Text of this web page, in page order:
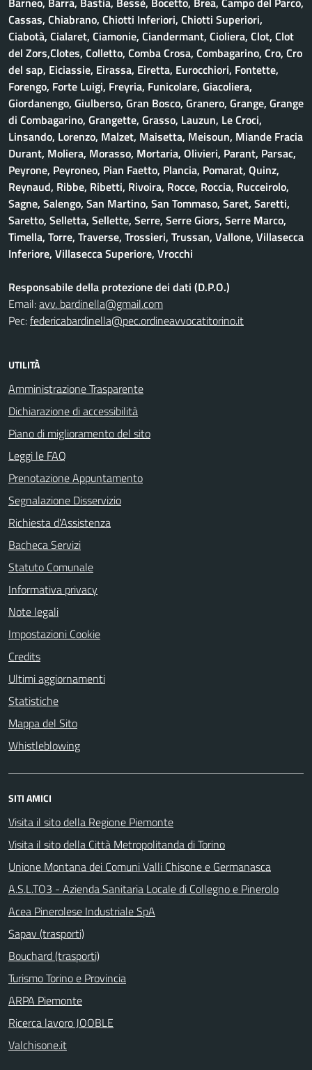
Cassas, Chiabrano, Chiotti Inferiori, Chiotti Superiori,
Ciabotà, Cialaret, Ciamonie, Ciandermant, Cioliera, Clot, Clot
del Zors,Clotes, Colletto, Comba Crosa, Combagarino, Cro, Cro
del sap, Eiciassie, Eirassa, Eiretta, Eurocchiori, Fontette,
Forengo, Forte Luigi, Freyria, Funicolare, Giacoliera,
Giordanengo, Giulberso, Gran Bosco, Granero, Grange, Grange
di Combagarino, Grangette, Grasso, Lauzun, Le Croci,
Linsando, Lorenzo, Malzet, Maisetta, Meisoun, Miande Fracia
Durant, Moliera, Morasso, Mortaria, Olivieri, Parant, Parsac,
Peyrone, Peyroneo, Pian Faetto, Plancia, Pomarat, Quinz,
Reynaud, Ribbe, Ribetti, Rivoira, Rocce, Roccia, Rucceirolo,
Sagne, Salengo, San Martino, San Tommaso, Saret, Saretti,
Saretto, Selletta, Sellette, Serre, Serre Giors, Serre Marco,
Timella, Torre, Traverse, Trossieri, Trussan, Vallone, Villasecca
Inferiore, Villasecca Superiore, Vrocchi
Responsabile della protezione dei dati (D.P.O.)
Email:avv. bardinella@gmail.com
Pec:federicabardinella@pec.ordineavvocatitorino.it
UTILITÀ
Amministrazione Trasparente
Dichiarazione di accessibilità
Piano di miglioramento del sito
Leggi le FAQ
Prenotazione Appuntamento
Segnalazione Disservizio
Richiesta d'Assistenza
Bacheca Servizi
Statuto Comunale
Informativa privacy
Note legali
Impostazioni Cookie
Credits
Ultimi aggiornamenti
Statistiche
Mappa del Sito
Whistleblowing
SITI AMICI
Visita il sito della Regione Piemonte
Visita il sito della Città Metropolitanda di Torino
Unione Montana dei Comuni Valli Chisone e Germanasca
A.S.L.TO3 - Azienda Sanitaria Locale di Collegno e Pinerolo
Acea Pinerolese Industriale SpA
Sapav (trasporti)
Bouchard (trasporti)
Turismo Torino e Provincia
ARPA Piemonte
Ricerca lavoro JOOBLE
Valchisone.it